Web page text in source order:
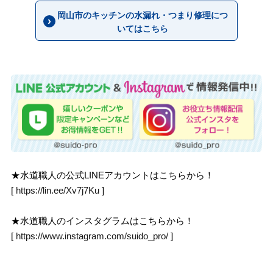
岡山市のキッチンの水漏れ・つまり修理につ
いてはこちら
★水道職人の公式LINEアカウントはこちらから！
[ https://lin.ee/Xv7j7Ku ]
★水道職人のインスタグラムはこちらから！
[ https://www.instagram.com/suido_pro/ ]